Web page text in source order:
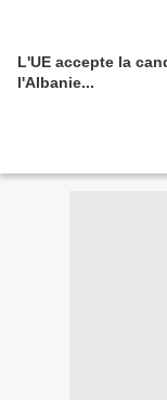
L'UE accepte la
l'Albanie...